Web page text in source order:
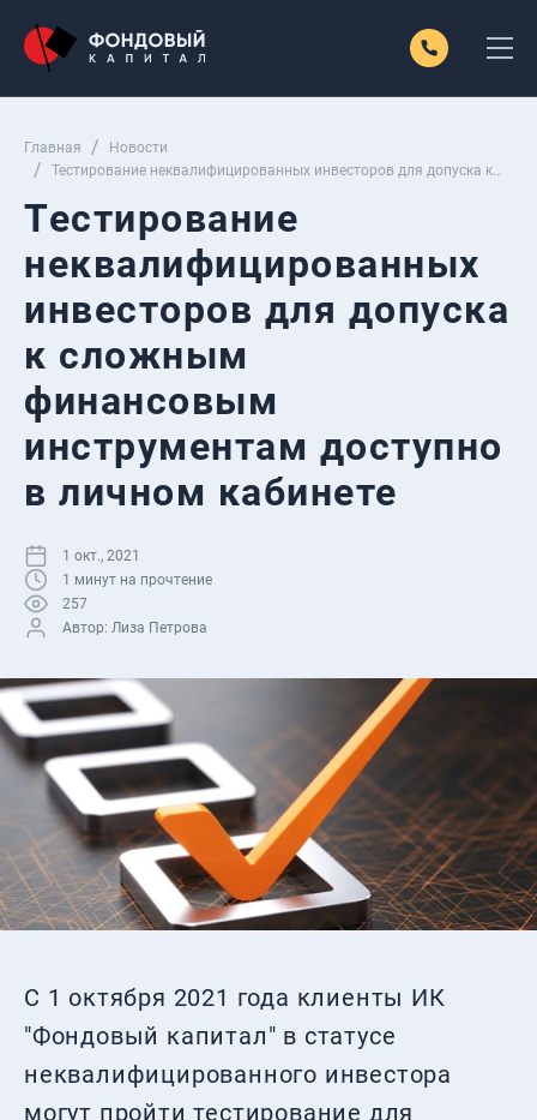
Главная
Новости
Тестирование неквалифицированных инвесторов для допуска к
Тестирование
неквалифицированных
инвесторов для допуска
к сложным
финансовым
инструментам доступно
в личном кабинете
1 окт., 2021
1 минут на прочтение
257
Автор: Лиза Петрова
С 1 октября 2021 года клиенты ИК
"Фондовый капитал" в статусе
неквалифицированного инвестора
могут пройти тестирование для